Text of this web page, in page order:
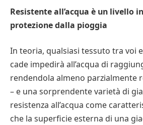
Resistente all’acqua è un livello
protezione dalla pioggia
In teoria, qualsiasi tessuto tra voi
cade impedirà all’acqua di
rendendola almeno parzialmente
– e una sorprendente varietà di
resistenza all’acqua come
che la superficie esterna di una